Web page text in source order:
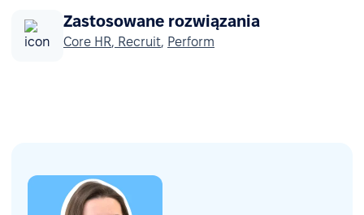
Zastosowane rozwiązania
Core HR, Recruit, Perform